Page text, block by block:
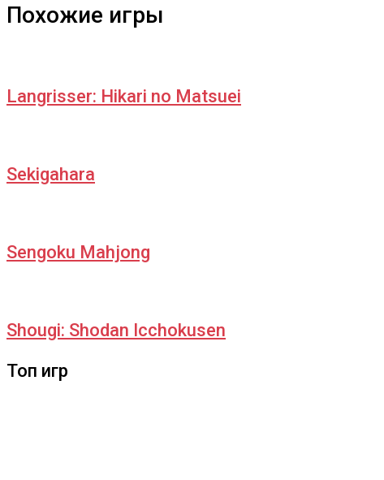
Похожие игры
Langrisser: Hikari no Matsuei
Sekigahara
Sengoku Mahjong
Shougi: Shodan Icchokusen
Топ игр